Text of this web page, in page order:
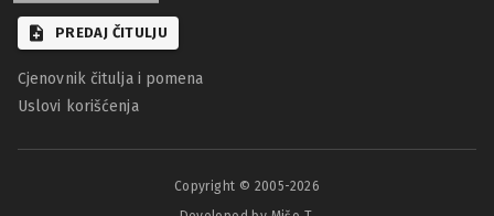
PREDAJ ČITULJU
Cjenovnik čitulja i pomena
Uslovi korišćenja
Copyright © 2005-2026